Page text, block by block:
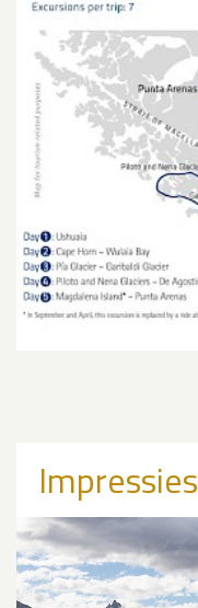
Impressies